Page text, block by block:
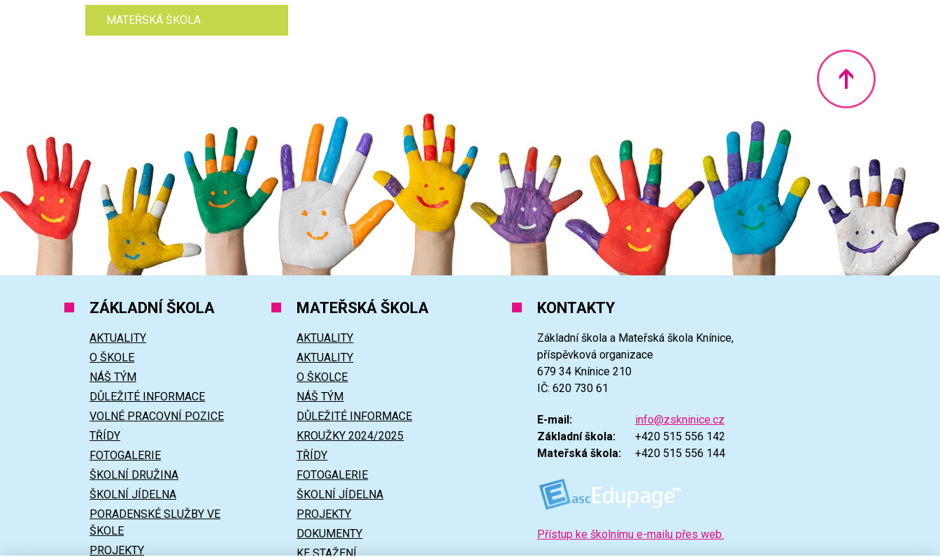
MATEŘSKÁ ŠKOLA
ZÁKLADNÍ ŠKOLA
AKTUALITY
O ŠKOLE
NÁŠ TÝM
DŮLEŽITÉ INFORMACE
VOLNÉ PRACOVNÍ POZICE
TŘÍDY
FOTOGALERIE
ŠKOLNÍ DRUŽINA
ŠKOLNÍ JÍDELNA
PORADENSKÉ SLUŽBY VE
ŠKOLE
PROJEKTY
MATEŘSKÁ ŠKOLA
AKTUALITY
AKTUALITY
O ŠKOLCE
NÁŠ TÝM
DŮLEŽITÉ INFORMACE
KROUŽKY 2024/2025
TŘÍDY
FOTOGALERIE
ŠKOLNÍ JÍDELNA
PROJEKTY
DOKUMENTY
KE STAŽENÍ
KONTAKTY
Základní škola a Mateřská škola Knínice,
příspěvková organizace
679 34 Knínice 210
IČ: 620 730 61
E-mail:
info@zskninice.cz
Základní škola:
+420 515 556 142
Mateřská škola:
+420 515 556 144
Přístup ke školnímu e-mailu přes web.